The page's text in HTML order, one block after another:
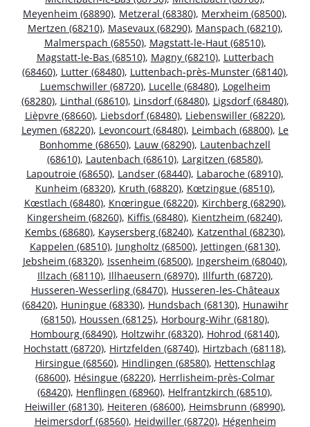
Meyenheim (68890), Metzeral (68380), Merxheim (68500),
Mertzen (68210), Masevaux (68290), Manspach (68210),
Malmerspach (68550), Magstatt-le-Haut (68510),
Magstatt-le-Bas (68510), Magny (68210), Lutterbach
(68460), Lutter (68480), Luttenbach-près-Munster (68140),
Luemschwiller (68720), Lucelle (68480), Logelheim
(68280), Linthal (68610), Linsdorf (68480), Ligsdorf (68480),
Lièpvre (68660), Liebsdorf (68480), Liebenswiller (68220),
Leymen (68220), Levoncourt (68480), Leimbach (68800), Le
Bonhomme (68650), Lauw (68290), Lautenbachzell
(68610), Lautenbach (68610), Largitzen (68580),
Lapoutroie (68650), Landser (68440), Labaroche (68910),
Kunheim (68320), Kruth (68820), Kœtzingue (68510),
Kœstlach (68480), Knœringue (68220), Kirchberg (68290),
Kingersheim (68260), Kiffis (68480), Kientzheim (68240),
Kembs (68680), Kaysersberg (68240), Katzenthal (68230),
Kappelen (68510), Jungholtz (68500), Jettingen (68130),
Jebsheim (68320), Issenheim (68500), Ingersheim (68040),
Illzach (68110), Illhaeusern (68970), Illfurth (68720),
Husseren-Wesserling (68470), Husseren-les-Châteaux
(68420), Huningue (68330), Hundsbach (68130), Hunawihr
(68150), Houssen (68125), Horbourg-Wihr (68180),
Hombourg (68490), Holtzwihr (68320), Hohrod (68140),
Hochstatt (68720), Hirtzfelden (68740), Hirtzbach (68118),
Hirsingue (68560), Hindlingen (68580), Hettenschlag
(68600), Hésingue (68220), Herrlisheim-près-Colmar
(68420), Henflingen (68960), Helfrantzkirch (68510),
Heiwiller (68130), Heiteren (68600), Heimsbrunn (68990),
Heimersdorf (68560), Heidwiller (68720), Hégenheim